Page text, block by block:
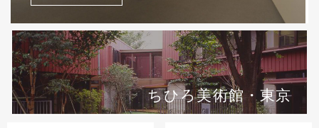
ちひろ美術館・東京